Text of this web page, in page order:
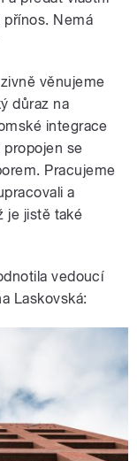
Nemá
věnujeme
důraz na
integrace
propojen se
Pracujeme
a
je jistě také
vedoucí
Laskovská: